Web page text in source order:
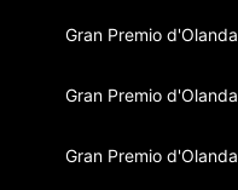
Gran Premio d'Olanda
Gran Premio d'Olanda
Gran Premio d'Olanda